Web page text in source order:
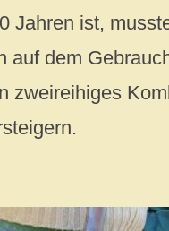
Jahren ist,
auf dem
zweireihiges